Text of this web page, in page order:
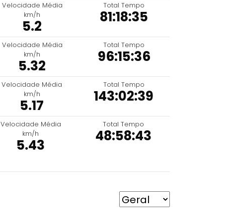
Velocidade Média
km/h
5.2
Total Tempo
81:18:35
Velocidade Média
km/h
5.32
Total Tempo
96:15:36
Velocidade Média
km/h
5.17
Total Tempo
143:02:39
Velocidade Média
km/h
5.43
Total Tempo
48:58:43